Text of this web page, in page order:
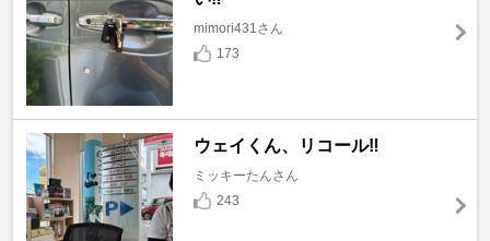
mimori431さん
173
ウェイくん、リコール‼️
ミッキーたんさん
243